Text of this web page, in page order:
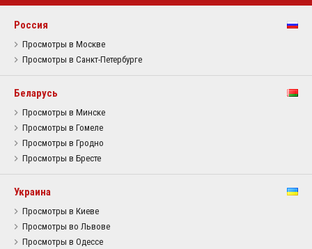
Россия
Просмотры в Москве
Просмотры в Санкт-Петербурге
Беларусь
Просмотры в Минске
Просмотры в Гомеле
Просмотры в Гродно
Просмотры в Бресте
Украина
Просмотры в Киеве
Просмотры во Львове
Просмотры в Одессе